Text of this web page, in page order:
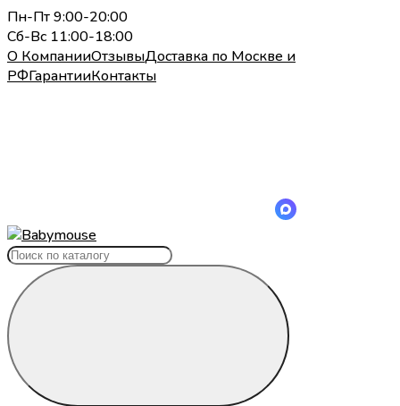
Пн-Пт 9:00-20:00
Сб-Вс 11:00-18:00
О КомпанииОтзывыДоставка по Москве и
РФГарантииКонтакты